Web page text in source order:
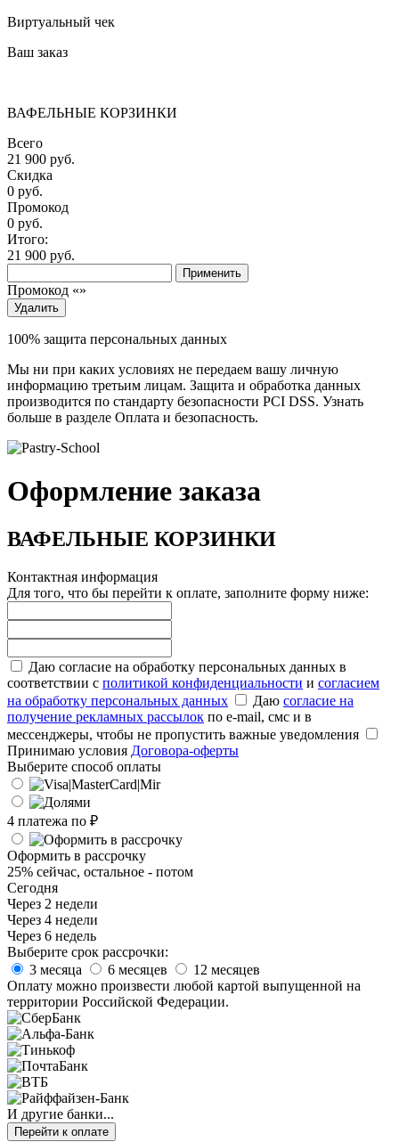
Виртуальный чек
Ваш заказ
ВАФЕЛЬНЫЕ КОРЗИНКИ
Всего
21 900 руб.
Скидка
0 руб.
Промокод
0 руб.
Итого:
21 900 руб.
Применить
Промокод «»
Удалить
100% защита персональных данных
Мы ни при каких условиях не передаем вашу личную
информацию третьим лицам. Защита и обработка данных
производится по стандарту безопасности PCI DSS. Узнать
больше в разделе Оплата и безопасность.
Оформление заказа
ВАФЕЛЬНЫЕ КОРЗИНКИ
Контактная информация
Для того, что бы перейти к оплате, заполните форму ниже:
Даю согласие на обработку персональных данных в
соответствии с политикой конфиденциальности и согласием
на обработку персональных данных
Даю согласие на
получение рекламных рассылок по e-mail, смс и в
мессенджеры, чтобы не пропустить важные уведомления
Принимаю условия Договора-оферты
Выберите способ оплаты
4 платежа по ₽
Оформить в рассрочку
25% сейчас, остальное - потом
Сегодня
Через 2 недели
Через 4 недели
Через 6 недель
Выберите срок рассрочки:
3 месяца
6 месяцев
12 месяцев
Оплату можно произвести любой картой выпущенной на
территории Российской Федерации.
И другие банки...
Перейти к оплате